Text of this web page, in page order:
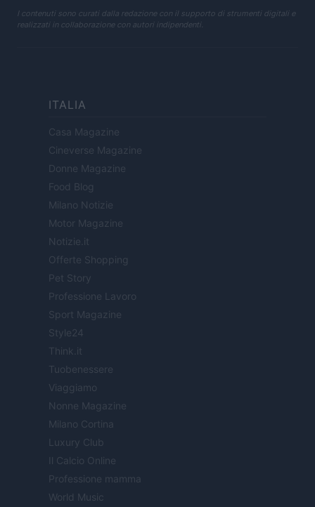
I contenuti sono curati dalla redazione con il supporto di strumenti digitali e
realizzati in collaborazione con autori indipendenti.
ITALIA
Casa Magazine
Cineverse Magazine
Donne Magazine
Food Blog
Milano Notizie
Motor Magazine
Notizie.it
Offerte Shopping
Pet Story
Professione Lavoro
Sport Magazine
Style24
Think.it
Tuobenessere
Viaggiamo
Nonne Magazine
Milano Cortina
Luxury Club
Il Calcio Online
Professione mamma
World Music